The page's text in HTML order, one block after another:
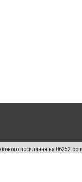
посилання на
прав